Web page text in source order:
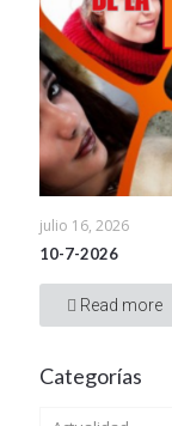
julio 16, 2026
10-7-2026
Read more
Categorías